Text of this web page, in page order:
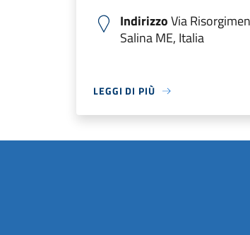
IndirizzoVia
Salina ME, Italia
LEGGI DI PIÙ